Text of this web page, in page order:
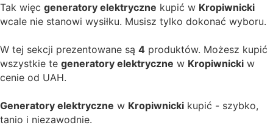
Tak więc generatory elektryczne kupić w Kropiwnicki
wcale nie stanowi wysiłku. Musisz tylko dokonać wyboru.
W tej sekcji prezentowane są 4 produktów. Możesz kupić
wszystkie te generatory elektryczne w Kropiwnicki w
cenie od UAH.
Generatory elektryczne w Kropiwnicki kupić - szybko,
tanio i niezawodnie.